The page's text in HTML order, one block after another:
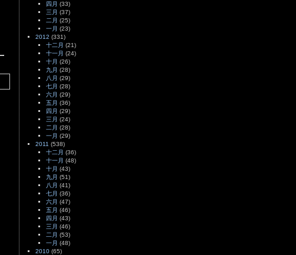
四月 (33)
三月 (37)
二月 (25)
一月 (23)
2012 (331)
十二月 (21)
十一月 (24)
十月 (26)
九月 (28)
八月 (29)
七月 (28)
六月 (29)
五月 (36)
四月 (29)
三月 (24)
二月 (28)
一月 (29)
2011 (538)
十二月 (36)
十一月 (48)
十月 (43)
九月 (51)
八月 (41)
七月 (36)
六月 (47)
五月 (46)
四月 (43)
三月 (46)
二月 (53)
一月 (48)
2010(65)